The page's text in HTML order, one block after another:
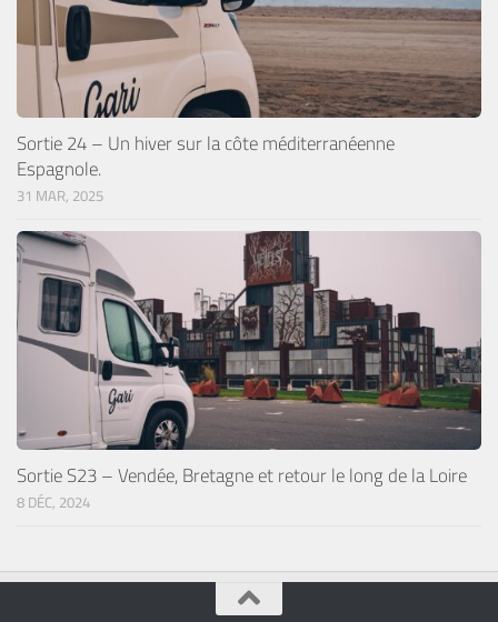
Sortie 24 – Un hiver sur la côte méditerranéenne
Espagnole.
31 MAR, 2025
Sortie S23 – Vendée, Bretagne et retour le long de la Loire
8 DÉC, 2024